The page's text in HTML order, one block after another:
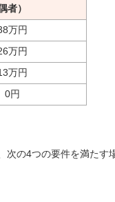
者）
万円
万円
万円
0円
次の4つの要件を満たす